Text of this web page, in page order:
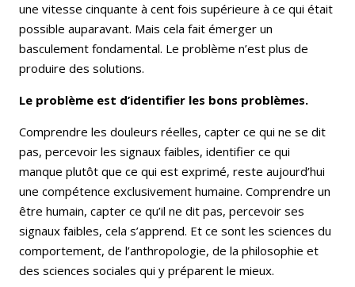
une vitesse cinquante à cent fois supérieure à ce qui était
possible auparavant. Mais cela fait émerger un
basculement fondamental. Le problème n’est plus de
produire des solutions.
Le problème est d’identifier les bons problèmes.
Comprendre les douleurs réelles, capter ce qui ne se dit
pas, percevoir les signaux faibles, identifier ce qui
manque plutôt que ce qui est exprimé, reste aujourd’hui
une compétence exclusivement humaine. Comprendre un
être humain, capter ce qu’il ne dit pas, percevoir ses
signaux faibles, cela s’apprend. Et ce sont les sciences du
comportement, de l’anthropologie, de la philosophie et
des sciences sociales qui y préparent le mieux.